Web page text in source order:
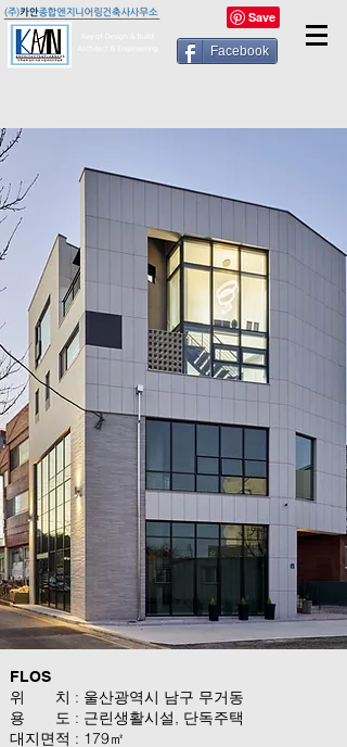
Facebook
FLOS
위 치 : 울산광역시 남구 무거동
용 도 : 근린생활시설, 단독주택
대지면적 : 179㎡